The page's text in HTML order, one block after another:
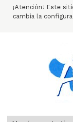
¡Atención! Este
cambia la